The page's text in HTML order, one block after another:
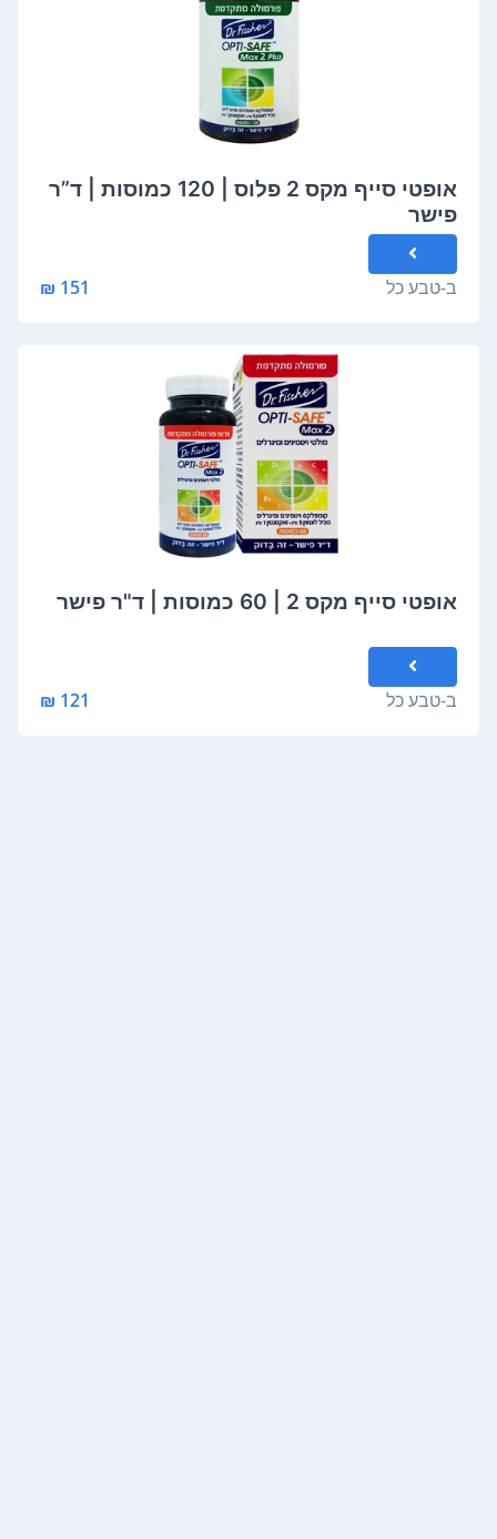
אופטי סייף מקס 2 פלוס | 120 כמוסות | ד”ר
פישר
ב-טבע כל 151 ₪
אופטי סייף מקס 2 | 60 כמוסות | ד"ר פישר
ב-טבע כל 121 ₪